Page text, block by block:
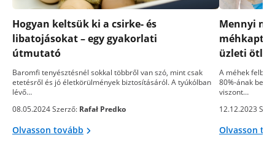
Hogyan keltsük ki a csirke- és
libatojásokat – egy gyakorlati
útmutató
Baromfi tenyésztésnél sokkal többről van szó, mint csak
etetésről és jó életkörülmények biztosításáról. A tyúkólban
lévő…
08.05.2024 Szerző: Rafał Predko
Olvasson tovább
Mennyi
üzleti ötlet
A méhek
80%-ának
viszont…
12.12.2023
Olvasson